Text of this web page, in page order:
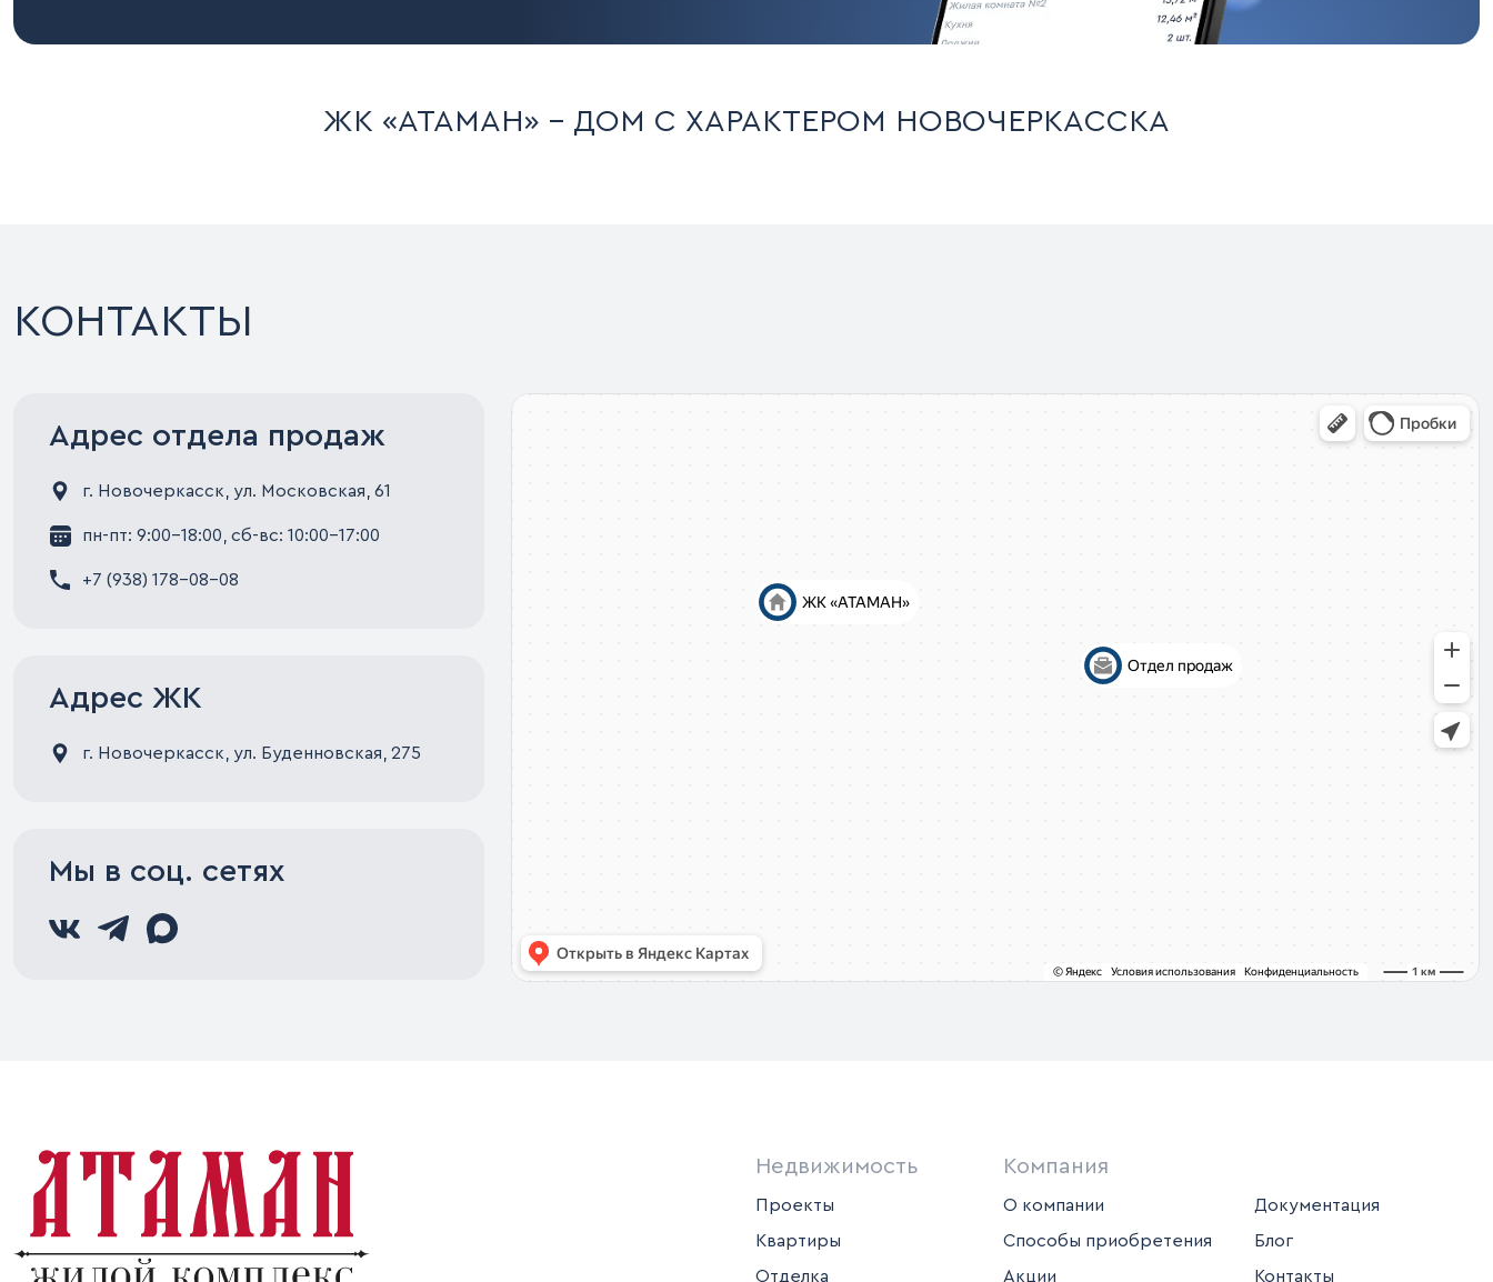
ЖК «АТАМАН» - ДОМ С ХАРАКТЕРОМ НОВОЧЕРКАССКА
КОНТАКТЫ
Адрес отдела продаж
г. Новочеркасск, ул. Московская, 61
пн-пт: 9:00-18:00, сб-вс: 10:00-17:00
+7 (938) 178-08-08
Адрес ЖК
г. Новочеркасск, ул. Буденновская, 275
Мы в соц. сетях
Недвижимость
Проекты
Квартиры
Отделка
Компания
О компании
Способы приобретения
Акции
Документация
Блог
Контакты